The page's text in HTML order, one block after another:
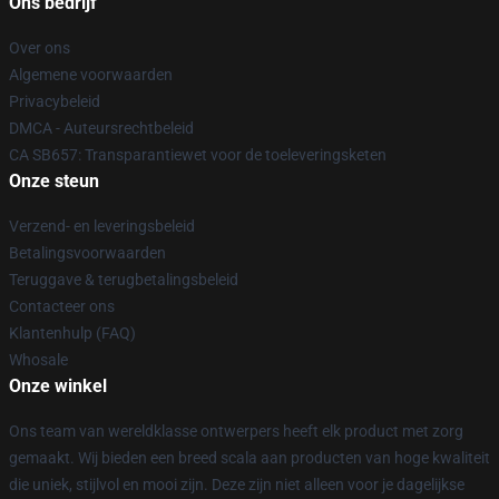
Over ons
Algemene voorwaarden
Privacybeleid
DMCA - Auteursrechtbeleid
CA SB657: Transparantiewet voor de toeleveringsketen
Onze steun
Verzend- en leveringsbeleid
Betalingsvoorwaarden
Teruggave & terugbetalingsbeleid
Contacteer ons
Klantenhulp (FAQ)
Whosale
Onze winkel
Ons team van wereldklasse ontwerpers heeft elk product met zorg
gemaakt. Wij bieden een breed scala aan producten van hoge kwaliteit
die uniek, stijlvol en mooi zijn. Deze zijn niet alleen voor je dagelijkse